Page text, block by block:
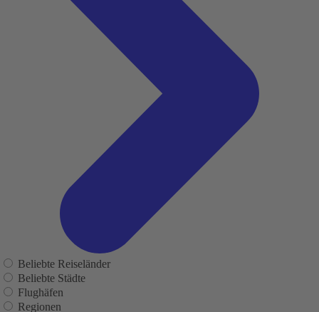
Beliebte Reiseländer
Beliebte Städte
Flughäfen
Regionen